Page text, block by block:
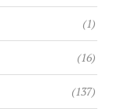
(1)
(16)
(137)